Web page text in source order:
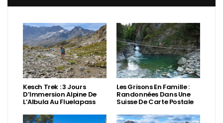
Kesch Trek : 3 Jours
D’Immersion Alpine De
L’Albula Au Fluelapass
Les Grisons En Famille :
Randonnées Dans Une
Suisse De Carte Postale